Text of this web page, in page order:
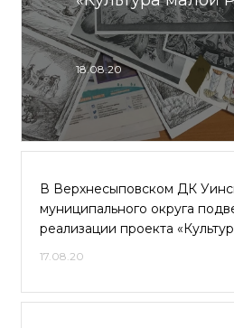
18.08.20
В Верхнесыповском ДК
муниципального округа
реализации проекта
17.08.20